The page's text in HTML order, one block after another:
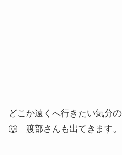
どこか遠くへ行きたい気分
🐺 渡部さんも出てきます。